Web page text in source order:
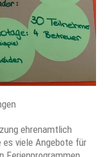
ehrenamtlich
es viele Angebote für